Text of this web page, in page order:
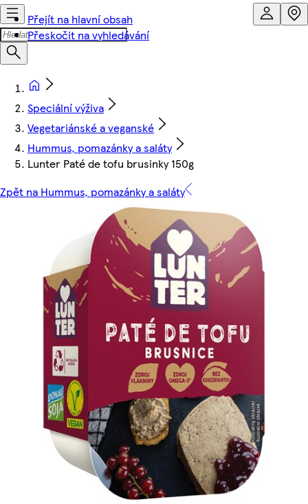
Přejít na hlavní obsah
Přeskočit na vyhledávání
Speciální výživa
Vegetariánské a veganské
Hummus, pomazánky a saláty
Lunter Paté de tofu brusinky 150g
Zpět na Hummus, pomazánky a saláty